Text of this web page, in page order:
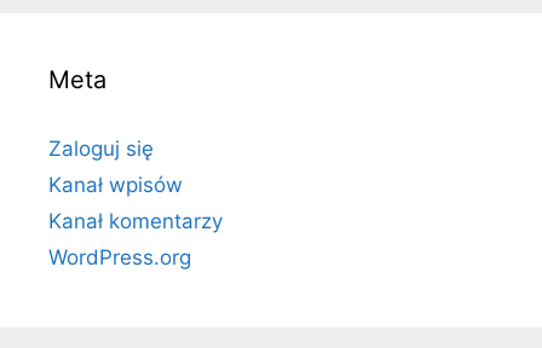
Meta
Zaloguj się
Kanał wpisów
Kanał komentarzy
WordPress.org